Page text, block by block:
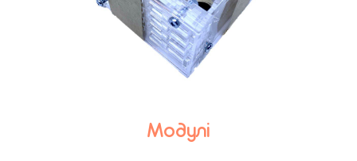
Модулі